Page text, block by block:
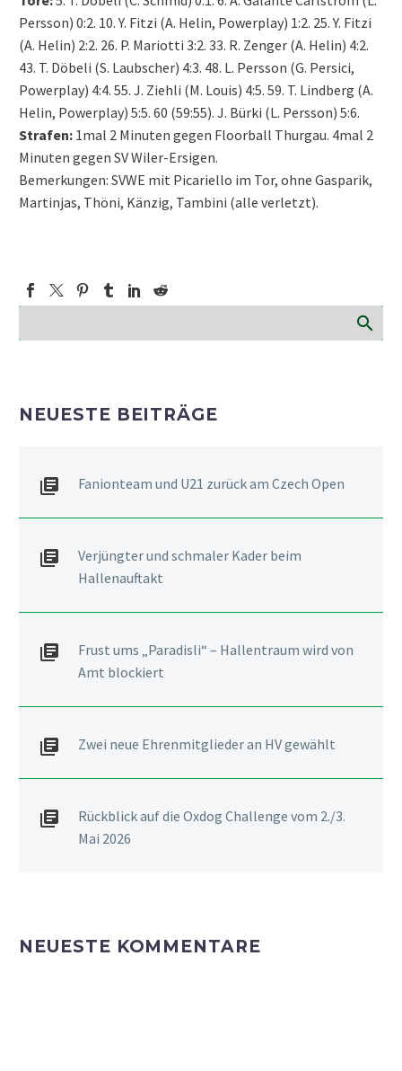
Persson) 0:2. 10. Y. Fitzi (A. Helin, Powerplay) 1:2. 25. Y. Fitzi
(A. Helin) 2:2. 26. P. Mariotti 3:2. 33. R. Zenger (A. Helin) 4:2.
43. T. Döbeli (S. Laubscher) 4:3. 48. L. Persson (G. Persici,
Powerplay) 4:4. 55. J. Ziehli (M. Louis) 4:5. 59. T. Lindberg (A.
Helin, Powerplay) 5:5. 60 (59:55). J. Bürki (L. Persson) 5:6.
Strafen: 1mal 2 Minuten gegen Floorball Thurgau. 4mal 2
Minuten gegen SV Wiler-Ersigen.
Bemerkungen: SVWE mit Picariello im Tor, ohne Gasparik,
Martinjas, Thöni, Känzig, Tambini (alle verletzt).
NEUESTE BEITRÄGE
Fanionteam und U21 zurück am Czech Open
Verjüngter und schmaler Kader beim
Hallenauftakt
Frust ums „Paradisli“ – Hallentraum wird von
Amt blockiert
Zwei neue Ehrenmitglieder an HV gewählt
Rückblick auf die Oxdog Challenge vom 2./3.
Mai 2026
NEUESTE KOMMENTARE